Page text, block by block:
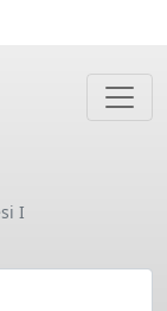
I